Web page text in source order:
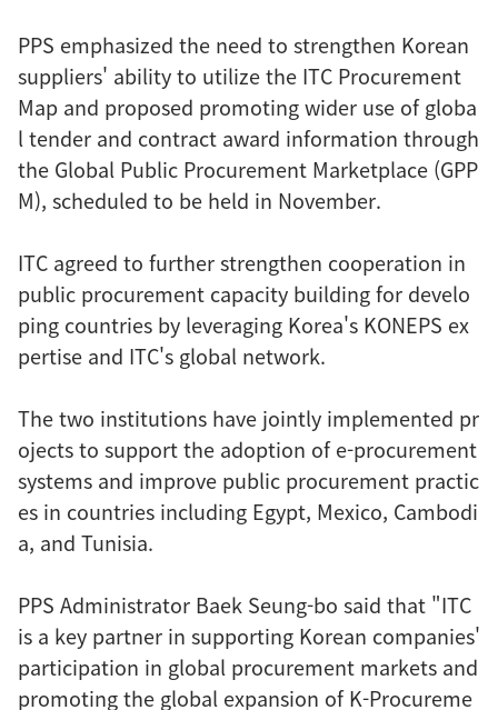
PPS emphasized the need to strengthen Korean
suppliers' ability to utilize the ITC Procurement
Map and proposed promoting wider use of globa
l tender and contract award information through
the Global Public Procurement Marketplace (GPP
M), scheduled to be held in November.
ITC agreed to further strengthen cooperation in
public procurement capacity building for develo
ping countries by leveraging Korea's KONEPS ex
pertise and ITC's global network.
The two institutions have jointly implemented pr
ojects to support the adoption of e-procurement
systems and improve public procurement practic
es in countries including Egypt, Mexico, Cambodi
a, and Tunisia.
PPS Administrator Baek Seung-bo said that "ITC
is a key partner in supporting Korean companies'
participation in global procurement markets and
promoting the global expansion of K-Procureme